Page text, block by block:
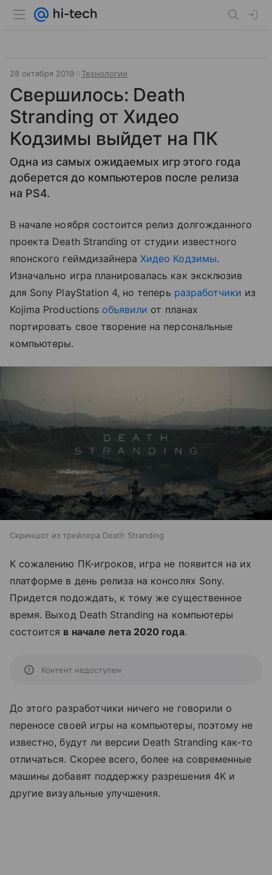
28 октября 2019 Технологии
Свершилось: Death
Stranding от Хидео
Кодзимы выйдет на ПК
Одна из самых ожидаемых игр этого года
доберется до компьютеров после релиза
на PS4.
В начале ноября состоится релиз долгожданного
проекта Death Stranding от студии известного
японского геймдизайнераХидео Кодзимы.
Изначально игра планировалась как эксклюзив
для Sony PlayStation 4, но теперь разработчики из
Kojima Productions объявили от планах
портировать свое творение на персональные
компьютеры.
Скриншот из трейлера Death Stranding
К сожалению ПК-игроков, игра не появится на их
платформе в день релиза на консолях Sony.
Придется подождать, к тому же существенное
время. Выход Death Stranding на компьютеры
состоится в начале лета 2020 года.
Контент недоступен
До этого разработчики ничего не говорили о
переносе своей игры на компьютеры, поэтому не
известно, будут ли версии Death Stranding как-то
отличаться. Скорее всего, более на современные
машины добавят поддержку разрешения 4K и
другие визуальные улучшения.